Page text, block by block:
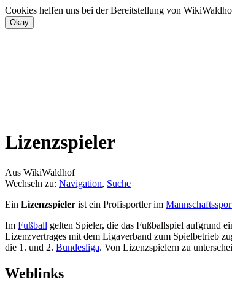
Cookies helfen uns bei der Bereitstellung von
Lizenzspieler
Aus WikiWaldhof
Wechseln zu: Navigation, Suche
Ein Lizenzspieler ist ein Profisportler im
Im Fußball gelten Spieler, die das Fußballspiel aufgrund
Lizenzvertrages mit dem Ligaverband zum Spielbetrieb
die 1. und 2. Bundesliga. Von Lizenzspielern zu
Weblinks